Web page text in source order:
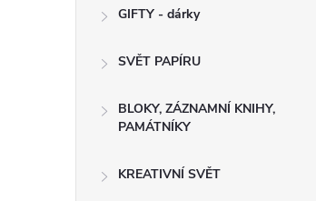
GIFTY - dárky
SVĚT PAPÍRU
BLOKY, ZÁZNAMNÍ KNIHY,
PAMÁTNÍKY
KREATIVNÍ SVĚT